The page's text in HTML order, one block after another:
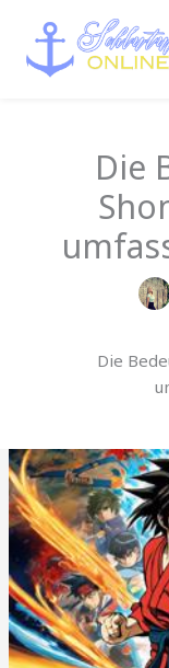
Inhalt
springen
Die
Die